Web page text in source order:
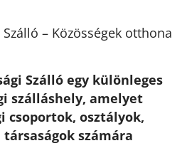
– Közösségek otthona
Szálló egy különleges
szálláshely, amelyet
osztályok,
számára